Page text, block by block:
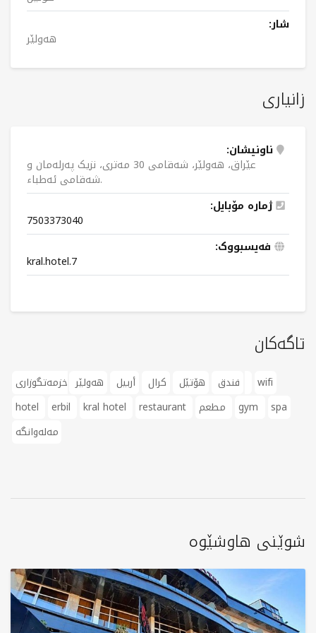
شار:
هەولێر
زانیاری
ناونیشان:
عێراق، هەولێر، شەقامی 30 مەتری، نزیک پەرلەمان و
شەقامی ئەطباء.
ژمارە مۆبایل:
7503373040
فەیسبووک:
kral.hotel.7
تاگەکان
فندق هۆتێل کرال أربيل هەولێر
wifi
hotel
erbil kral hotel restaurant gym
spa
مەلەوانگە
شوێنی هاوشێوە